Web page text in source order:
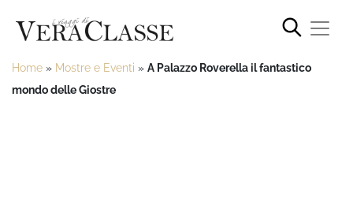
Home » Mostre e Eventi » A Palazzo Roverella il fantastico
mondo delle Giostre